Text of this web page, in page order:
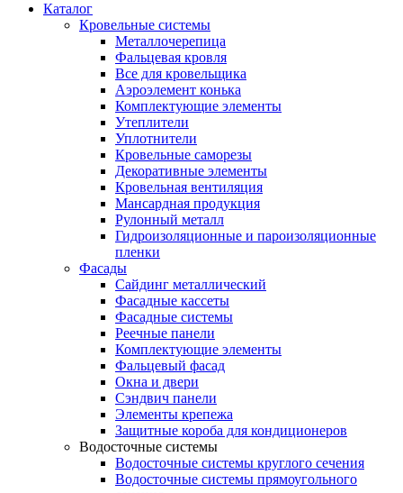
Каталог
Кровельные системы
Металлочерепица
Фальцевая кровля
Все для кровельщика
Аэроэлемент конька
Комплектующие элементы
Утеплители
Уплотнители
Кровельные саморезы
Декоративные элементы
Кровельная вентиляция
Мансардная продукция
Рулонный металл
Гидроизоляционные и пароизоляционные
пленки
Фасады
Сайдинг металлический
Фасадные кассеты
Фасадные системы
Реечные панели
Комплектующие элементы
Фальцевый фасад
Окна и двери
Сэндвич панели
Элементы крепежа
Защитные короба для кондиционеров
Водосточные системы
Водосточные системы круглого сечения
Водосточные системы прямоугольного